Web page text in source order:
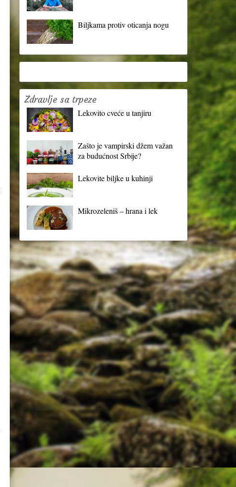
Biljkama protiv oticanja nogu
Zdravlje sa trpeze
Lekovito cveće u tanjiru
Zašto je vampirski džem važan
za budućnost Srbije?
Lekovite biljke u kuhinji
Mikrozeleniš – hrana i lek